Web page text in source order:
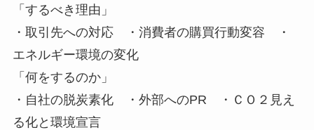
「するべき理由」
・取引先への対応 ・消費者の購買行動変容 ・
エネルギー環境の変化
「何をするのか」
・自社の脱炭素化 ・外部へのPR ・ＣＯ２見え
る化と環境宣言